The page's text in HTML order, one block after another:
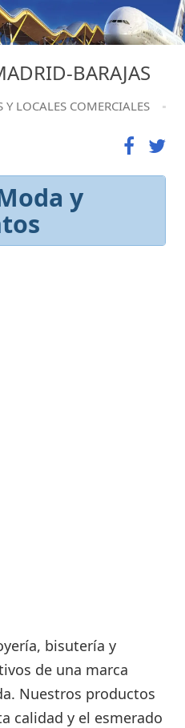
BARAJAS
Y LOCALES COMERCIALES
y
bisutería y
de una marca
Nuestros productos
calidad y el esmerado